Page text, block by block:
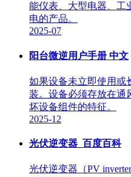
能仪表、大型电器、工
电的产品。
2025-07
阳台微逆用户手册 中文
如果设备未立即使用或
装。设备必须存放在通
坏设备组件的特征。
2025-12
光伏逆变器_百度百科
光伏逆变器（PV